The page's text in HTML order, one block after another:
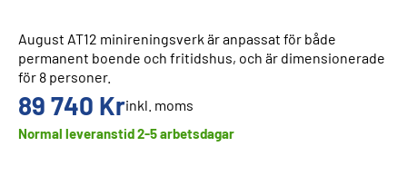
August AT12 minireningsverk är anpassat för både
permanent boende och fritidshus, och är dimensionerade
för 8 personer.
89 740 Krinkl. moms
Normal leveranstid 2-5 arbetsdagar